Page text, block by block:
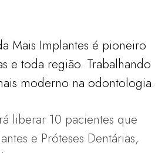
Mais Implantes é pioneiro
e toda região. Trabalhando
moderno na odontologia.
liberar 10 pacientes que
e Próteses Dentárias,